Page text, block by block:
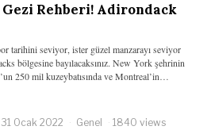
Rehberi! Adirondack
tarihini seviyor, ister güzel manzarayı seviyor
bölgesine bayılacaksınız. New York şehrinin
250 mil kuzeybatısında ve Montreal’in…
31 Ocak 2022 Genel
1840 views